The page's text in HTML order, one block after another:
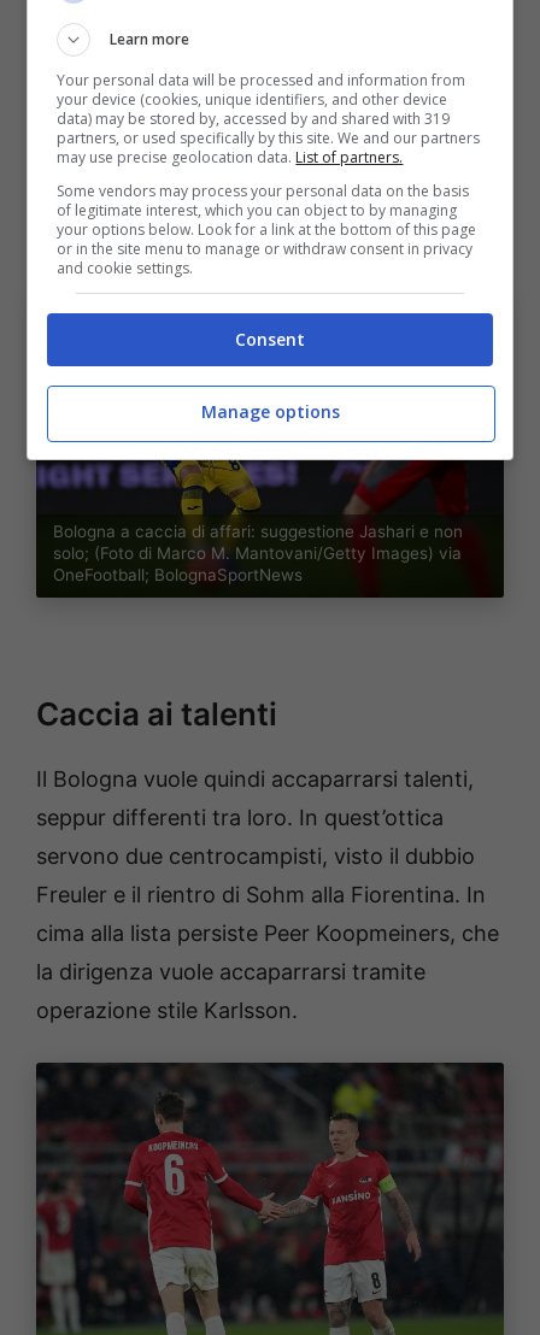
lavorato con Tedesco nella stagione 2017-18,
e ha alle spalle il percorso dall’under 16 fino
alla selzione maggiore della nazionale
tedesca. Col Verona si può intavolare un
discorso vista la riconferma del diesse
Sogliano.
Bologna a caccia di affari: suggestione Jashari e non
solo; (Foto di Marco M. Mantovani/Getty Images) via
OneFootball; BolognaSportNews
Caccia ai talenti
Il Bologna vuole quindi accaparrarsi talenti,
seppur differenti tra loro. In quest’ottica
servono due centrocampisti, visto il dubbio
Freuler e il rientro di Sohm alla Fiorentina. In
cima alla lista persiste Peer Koopmeiners, che
la dirigenza vuole accaparrarsi tramite
operazione stile Karlsson.
Learn more
Your personal data will be processed and information from
your device (cookies, unique identifiers, and other device
data) may be stored by, accessed by and shared with 319
partners, or used specifically by this site. We and our partners
may use precise geolocation data. List of partners.
Some vendors may process your personal data on the basis
of legitimate interest, which you can object to by managing
your options below. Look for a link at the bottom of this page
or in the site menu to manage or withdraw consent in privacy
and cookie settings.
Consent
Manage options